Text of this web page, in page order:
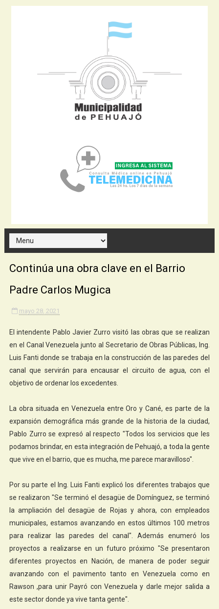
Continúa una obra clave en el Barrio
Padre Carlos Mugica
mayo 28, 2021
El intendente Pablo Javier Zurro visitó las obras que se realizan
en el Canal Venezuela junto al Secretario de Obras Públicas, Ing.
Luis Fanti donde se trabaja en la construcción de las paredes del
canal que servirán para encausar el circuito de agua, con el
objetivo de ordenar los excedentes.
La obra situada en Venezuela entre Oro y Cané, es parte de la
expansión demográfica más grande de la historia de la ciudad,
Pablo Zurro se expresó al respecto "Todos los servicios que les
podamos brindar, en esta integración de Pehuajó, a toda la gente
que vive en el barrio, que es mucha, me parece maravilloso".
Por su parte el Ing. Luis Fanti explicó los diferentes trabajos que
se realizaron "Se terminó el desagüe de Domínguez, se terminó
la ampliación del desagüe de Rojas y ahora, con empleados
municipales, estamos avanzando en estos últimos 100 metros
para realizar las paredes del canal". Además enumeró los
proyectos a realizarse en un futuro próximo "Se presentaron
diferentes proyectos en Nación, de manera de poder seguir
avanzando con el pavimento tanto en Venezuela como en
Rawson ,para unir Payró con Venezuela y darle mejor salida a
este sector donde ya vive tanta gente".